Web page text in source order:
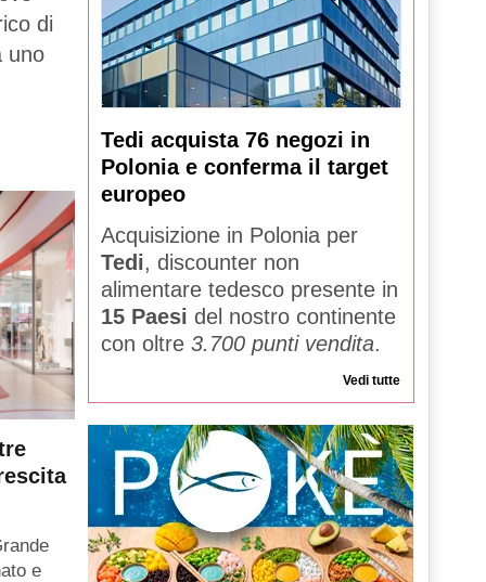
di
uno
e
Tedi acquista 76 negozi in
Polonia e conferma il target
europeo
Acquisizione in Polonia per
Tedi, discounter non
alimentare tedesco presente in
15 Paesi del nostro continente
con oltre 3.700 punti vendita.
Vedi tutte